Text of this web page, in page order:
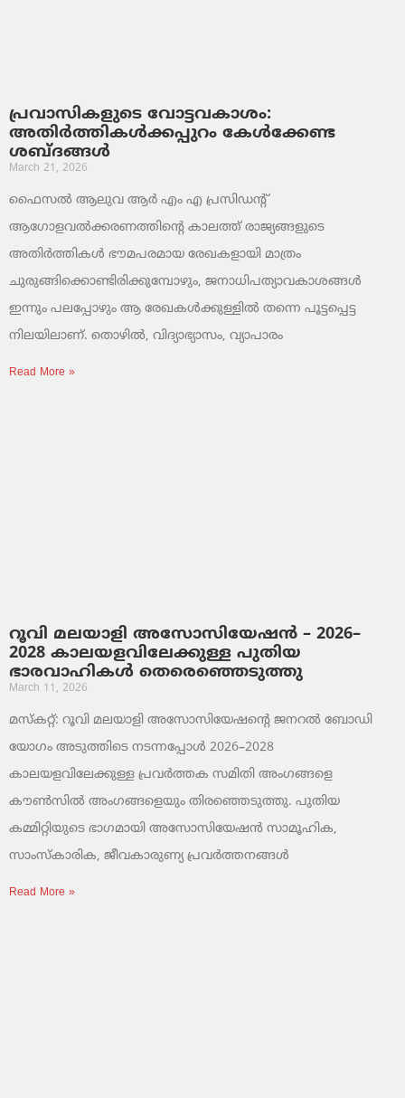
പ്രവാസികളുടെ വോട്ടവകാശം:
അതിർത്തികൾക്കപ്പുറം കേൾക്കേണ്ട
ശബ്ദങ്ങൾ
March 21, 2026
ഫൈസൽ ആലുവ ആർ എം എ പ്രസിഡന്റ്
ആഗോളവൽക്കരണത്തിന്റെ കാലത്ത് രാജ്യങ്ങളുടെ
അതിർത്തികൾ ഭൗമപരമായ രേഖകളായി മാത്രം
ചുരുങ്ങിക്കൊണ്ടിരിക്കുമ്പോഴും, ജനാധിപത്യാവകാശങ്ങൾ
ഇന്നും പലപ്പോഴും ആ രേഖകൾക്കുള്ളിൽ തന്നെ പൂട്ടപ്പെട്ട
നിലയിലാണ്. തൊഴിൽ, വിദ്യാഭ്യാസം, വ്യാപാരം
Read More »
റൂവി മലയാളി അസോസിയേഷൻ – 2026–
2028 കാലയളവിലേക്കുള്ള പുതിയ
ഭാരവാഹികൾ തെരെഞ്ഞെടുത്തു
March 11, 2026
മസ്കറ്റ്: റൂവി മലയാളി അസോസിയേഷന്റെ ജനറൽ ബോഡി
യോഗം അടുത്തിടെ നടന്നപ്പോൾ 2026–2028
കാലയളവിലേക്കുള്ള പ്രവർത്തക സമിതി അംഗങ്ങളെ
കൗൺസിൽ അംഗങ്ങളെയും തിരഞ്ഞെടുത്തു. പുതിയ
കമ്മിറ്റിയുടെ ഭാഗമായി അസോസിയേഷൻ സാമൂഹിക,
സാംസ്‌കാരിക, ജീവകാരുണ്യ പ്രവർത്തനങ്ങൾ
Read More »